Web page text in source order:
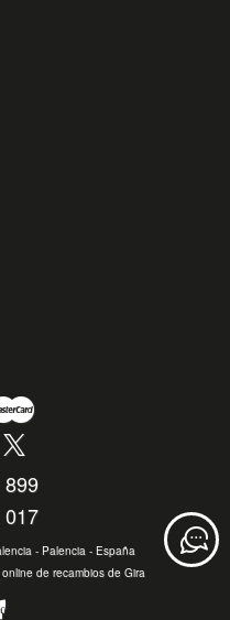
899
017
- Palencia - España
de recambios de Gira